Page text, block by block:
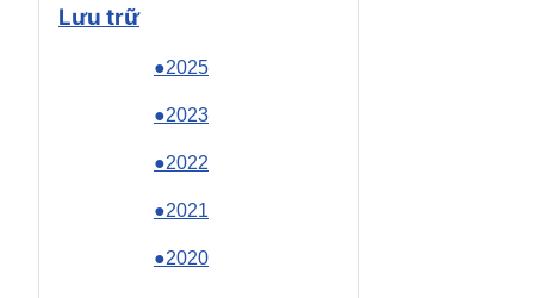
Lưu trữ
●2025
●2023
●2022
●2021
●2020